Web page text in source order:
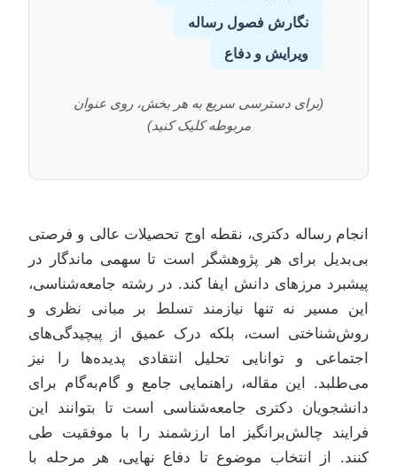
نگارش فصول رساله
ویرایش و دفاع
(برای دسترسی سریع به هر بخش، روی عنوان
مربوطه کلیک کنید)
انجام رساله دکتری، نقطه اوج تحصیلات عالی و فرصتی
بی‌بدیل برای هر پژوهشگر است تا سهمی ماندگار در
پیشبرد مرزهای دانش ایفا کند. در رشته جامعه‌شناسی،
این مسیر نه تنها نیازمند تسلط بر مبانی نظری و
روش‌شناختی است، بلکه درک عمیق از پیچیدگی‌های
اجتماعی و توانایی تحلیل انتقادی پدیده‌ها را نیز
می‌طلبد. این مقاله، راهنمایی جامع و گام‌به‌گام برای
دانشجویان دکتری جامعه‌شناسی است تا بتوانند این
فرایند چالش‌برانگیز اما ارزشمند را با موفقیت طی
کنند. از انتخاب موضوع تا دفاع نهایی، هر مرحله با